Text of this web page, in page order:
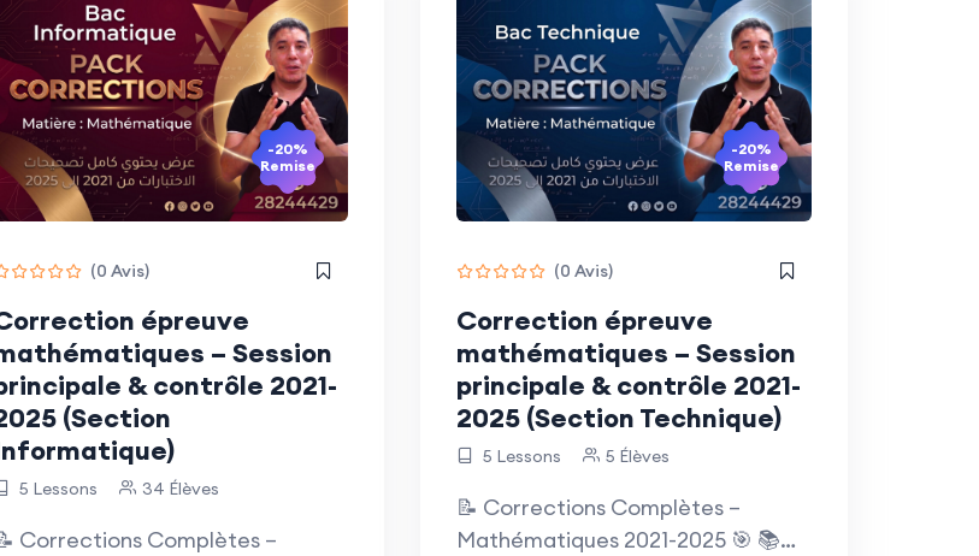
-20%
Remise
(0 Avis)
épreuve
– Session
& contrôle 2021-
(Section
5 Lessons 34 Élèves
Corrections Complètes –
-20%
Remise
(0 Avis)
Correction épreuve
mathématiques – Session
principale & contrôle 2021-
2025 (Section Technique)
5 Lessons 5 Élèves
📝 Corrections Complètes –
Mathématiques 2021-2025 🎯 📚